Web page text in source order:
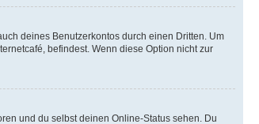
deines Benutzerkontos durch einen Dritten. Um
befindest. Wenn diese Option nicht zur
und du selbst deinen Online-Status sehen. Du